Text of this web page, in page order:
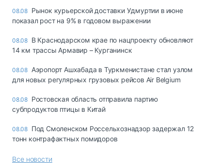
08.08 Рынок курьерской доставки Удмуртии в июне
показал рост на 9% в годовом выражении
08.08 В Краснодарском крае по нацпроекту обновляют
14 км трассы Армавир – Курганинск
08.08 Аэропорт Ашхабада в Туркменистане стал узлом
для новых регулярных грузовых рейсов Air Belgium
08.08 Ростовская область отправила партию
субпродуктов птицы в Китай
08.08 Под Смоленском Россельхознадзор задержал 12
тонн контрафактных помидоров
Все новости